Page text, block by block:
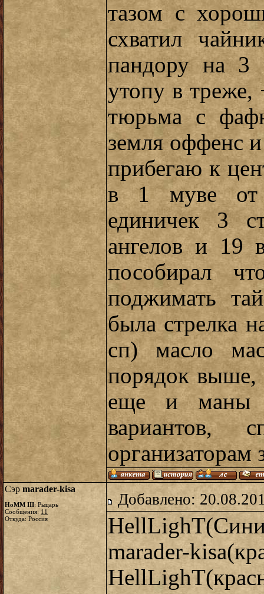
тазом с
схватил
пандору на 3
утопу в треже,
тюрьма с
земля оффенс
прибегаю к
в 1 муве от
единичек 3
ангелов и 19
пособирал
поджимать
была стрелка
сп) масло
порядок выше,
еще и маны
вариантов,
организаторам
Сэр marader-kisa
HoMM III: Рыцарь
Сообщения: 11
Откуда: Россия
Добавлено:
marader-